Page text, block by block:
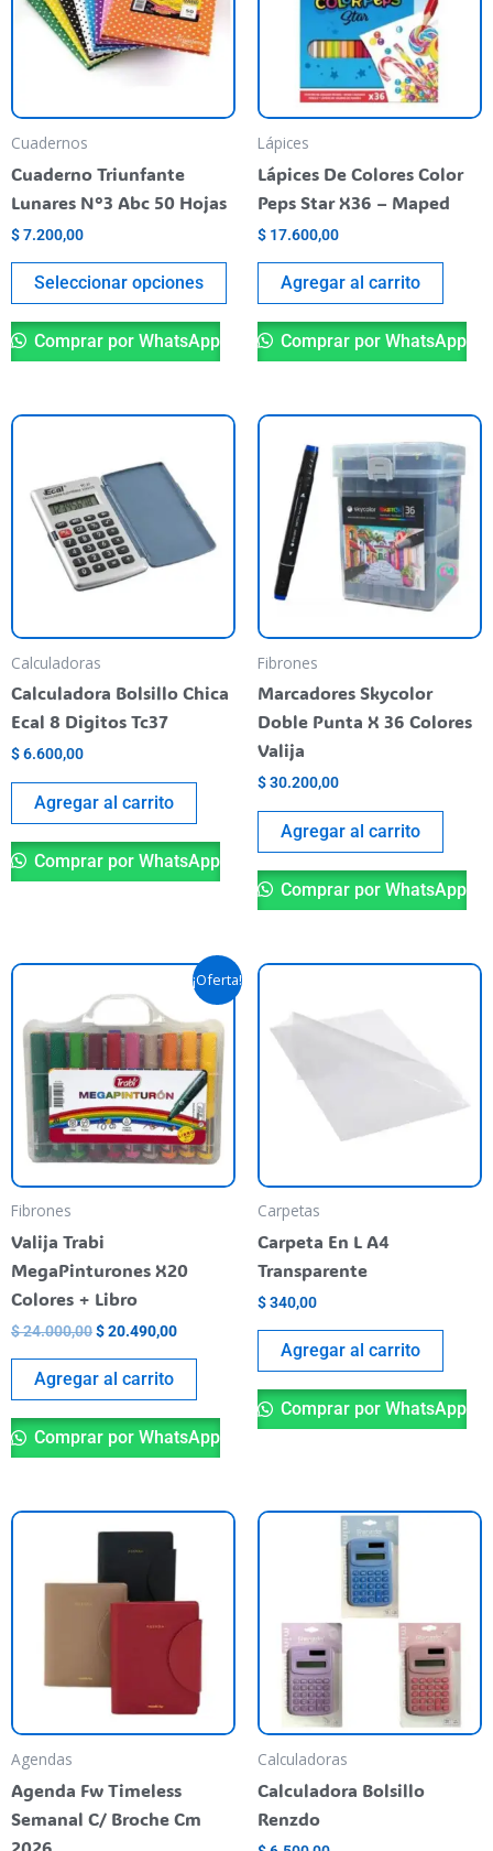
Cuadernos
Cuaderno Triunfante
Lunares N°3 Abc 50 Hojas
$7.200,00
Seleccionar opciones
se
pueden
elegir
producto
Comprar por WhatsApp
Lápices
Lápices De Colores Color
Peps Star X36 – Maped
$ 17.600,00
Agregar al carrito
Comprar por WhatsApp
Calculadoras
Calculadora Bolsillo Chica
Ecal 8 Digitos Tc37
$6.600,00
Agregar al carrito
Comprar por WhatsApp
Fibrones
Marcadores Skycolor
Doble Punta X 36 Colores
Valija
$30.200,00
Agregar al carrito
Comprar por WhatsApp
¡Oferta!
Fibrones
Valija Trabi
MegaPinturones X20
Colores + Libro
$24.000,00
El
precio
original
era:
$ 24.000,00.
$20.490,00
El
precio
actual
es:
$ 20.490,00.
Agregar al carrito
Comprar por WhatsApp
Carpetas
Carpeta En L A4
Transparente
$340,00
Agregar al carrito
Comprar por WhatsApp
Agendas
Agenda Fw Timeless
Semanal C/ Broche Cm
Este
variantes.
opciones
se
pueden
elegir
Calculadoras
Calculadora Bolsillo
Renzdo
se